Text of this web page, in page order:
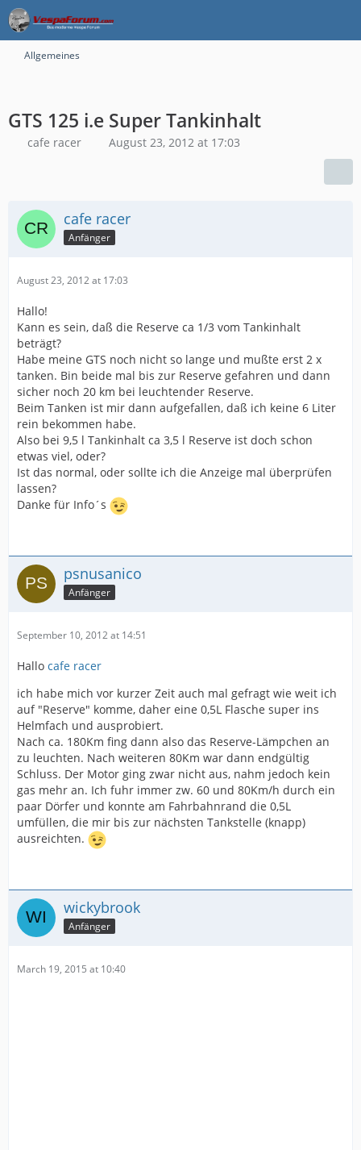
Allgemeines
GTS 125 i.e Super Tankinhalt
cafe racer August 23, 2012 at 17:03
cafe racer
Anfänger
August 23, 2012 at 17:03
Hallo!
Kann es sein, daß die Reserve ca 1/3 vom Tankinhalt
beträgt?
Habe meine GTS noch nicht so lange und mußte erst 2 x
tanken. Bin beide mal bis zur Reserve gefahren und dann
sicher noch 20 km bei leuchtender Reserve.
Beim Tanken ist mir dann aufgefallen, daß ich keine 6 Liter
rein bekommen habe.
Also bei 9,5 l Tankinhalt ca 3,5 l Reserve ist doch schon
etwas viel, oder?
Ist das normal, oder sollte ich die Anzeige mal überprüfen
lassen?
Danke für Info´s
psnusanico
Anfänger
September 10, 2012 at 14:51
Hallo cafe racer
ich habe mich vor kurzer Zeit auch mal gefragt wie weit ich
auf "Reserve" komme, daher eine 0,5L Flasche super ins
Helmfach und ausprobiert.
Nach ca. 180Km fing dann also das Reserve-Lämpchen an
zu leuchten. Nach weiteren 80Km war dann endgültig
Schluss. Der Motor ging zwar nicht aus, nahm jedoch kein
gas mehr an. Ich fuhr immer zw. 60 und 80Km/h durch ein
paar Dörfer und konnte am Fahrbahnrand die 0,5L
umfüllen, die mir bis zur nächsten Tankstelle (knapp)
ausreichten.
wickybrook
Anfänger
March 19, 2015 at 10:40